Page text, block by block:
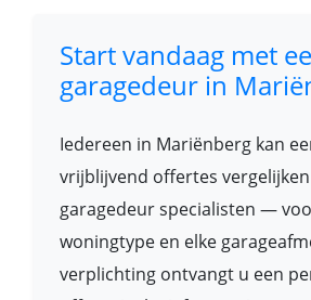
Start vandaag met
garagedeur in
Iedereen in Mariënberg kan
vrijblijvend offertes
garagedeur specialisten —
woningtype en elke
verplichting ontvangt u een